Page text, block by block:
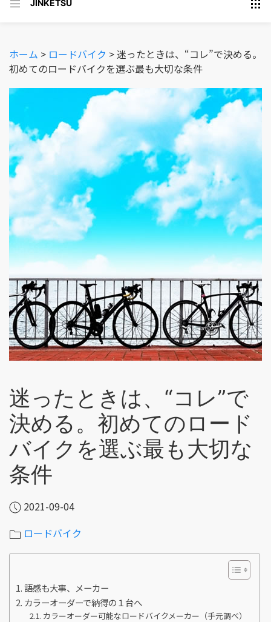
JINKETSU
ホーム > ロードバイク >迷ったときは、“コレ”で決める。
初めてのロードバイクを選ぶ最も大切な条件
迷ったときは、“コレ”で
決める。初めてのロード
バイクを選ぶ最も大切な
条件
2021-09-04
ロードバイク
語感も大事、メーカー
カラーオーダーで納得の１台へ
カラーオーダー可能なロードバイクメーカー（手元調べ）